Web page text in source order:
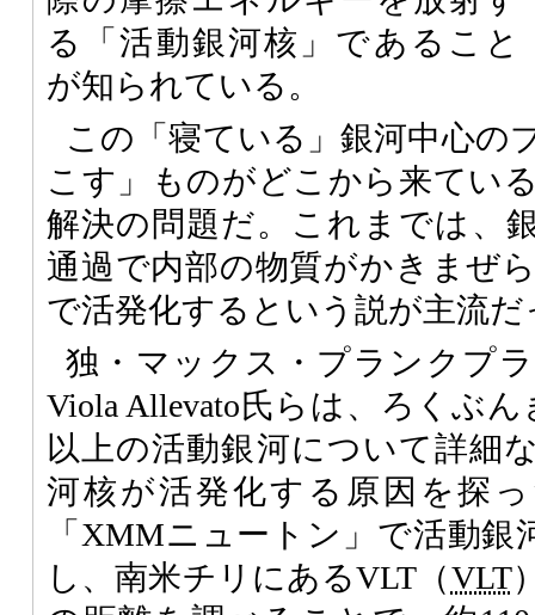
る「活動銀河核」であること
が知られている。
この「寝ている」銀河中心の
こす」ものがどこから来てい
解決の問題だ。これまでは、
通過で内部の物質がかきまぜ
で活発化するという説が主流だ
独・マックス・プランクプ
Viola Allevato氏らは、ろくぶ
以上の活動銀河について詳細
河核が活発化する原因を探
「XMMニュートン」で活動
し、南米チリにあるVLT（VLT